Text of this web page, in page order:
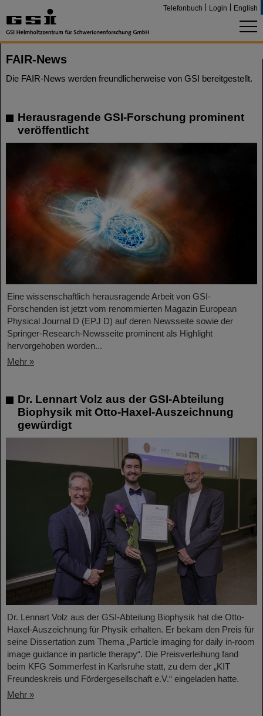
Telefonbuch Login English
FAIR-News
Die FAIR-News werden freundlicherweise von GSI bereitgestellt.
Herausragende GSI-Forschung prominent
veröffentlicht
Eine wissenschaftlich herausragende Arbeit von GSI-
Forschenden ist jetzt vom renommierten Magazin European
Physical Journal D (EPJ D) auf deren Newsseite sowie der
Springer-Research-Newsseite prominent als Highlight
hervorgehoben worden...
Mehr »
Dr. Lennart Volz aus der GSI-Abteilung
Biophysik mit Otto-Haxel-Auszeichnung
gewürdigt
Dr. Lennart Volz aus der GSI-Abteilung Biophysik hat die Otto-
Haxel-Auszeichnung für Physik erhalten. Er bekam den Preis für
seine Dissertation zum Thema „Particle imaging for daily in-room
image guidance in particle therapy“. Die Preisverleihung fand
beim KFG Sommerfest in Karlsruhe statt, zu dem der „KIT
Freundeskreis und Fördergesellschaft e.V.“ eingeladen hatte.
Mehr »